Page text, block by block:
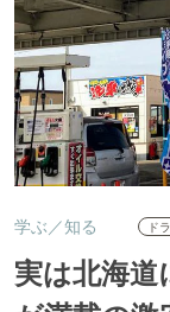
学ぶ／知る ド
実は北海